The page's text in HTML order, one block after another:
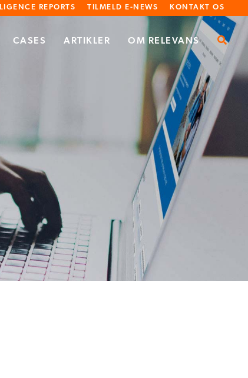
REPORTS TILMELD E-NEWS KONTAKT OS
CASES ARTIKLER OM RELEVANS